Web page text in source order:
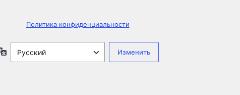
Политика конфиденциальности
Язык